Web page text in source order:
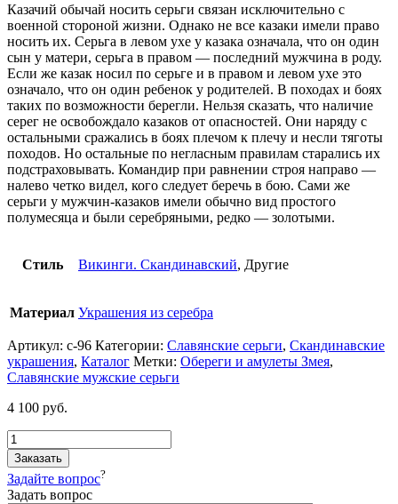
Казачий обычай носить серьги связан исключительно с
военной стороной жизни. Однако не все казаки имели право
носить их. Серьга в левом ухе у казака означала, что он один
сын у матери, серьга в правом — последний мужчина в роду.
Если же казак носил по серьге и в правом и левом ухе это
означало, что он один ребенок у родителей. В походах и боях
таких по возможности берегли. Нельзя сказать, что наличие
серег не освобождало казаков от опасностей. Они наряду с
остальными сражались в боях плечом к плечу и несли тяготы
походов. Но остальные по негласным правилам старались их
подстраховывать. Командир при равнении строя направо —
налево четко видел, кого следует беречь в бою. Сами же
серьги у мужчин-казаков имели обычно вид простого
полумесяца и были серебряными, редко — золотыми.
Стиль Викинги. Скандинавский, Другие
Материал Украшения из серебра
Артикул: с-96 Категории: Славянские серьги, Cкандинавские
украшения, Каталог Метки: Обереги и амулеты Змея,
Славянские мужские серьги
4 100 руб.
Заказать
Задайте вопрос?
Задать вопрос